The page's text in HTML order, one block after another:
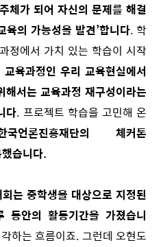
체가 되어 자신의 문제를 해결
의 가능성을 발견’합니다. 학
정에서 가치 있는 학습이 시작
육과정인 우리 교육현실에서
서는 교육과정 재구성이라는
다. 프로젝트 학습을 고민해 온
국언론진흥재단의 체커톤
습니다.
는 중학생을 대상으로 지정된
동안의 활동기간을 가졌습니
하는 흐름이죠. 그런데 오현도